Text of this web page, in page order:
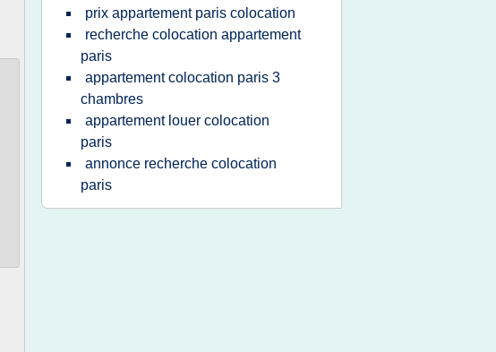
prix appartement paris colocation
recherche colocation appartement
paris
appartement colocation paris 3
chambres
appartement louer colocation
paris
annonce recherche colocation
paris